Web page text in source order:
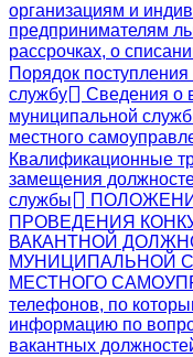
организациям и
предпринимателям
рассрочках, о
Порядок
службу
Сведения о
муниципальной
местного
Квалификационные
замещения
службы
ПРОВЕДЕНИЯ
ВАКАНТНОЙ
МУНИЦИПАЛЬНОЙ
МЕСТНОГО
телефонов, по
информацию по
вакантных